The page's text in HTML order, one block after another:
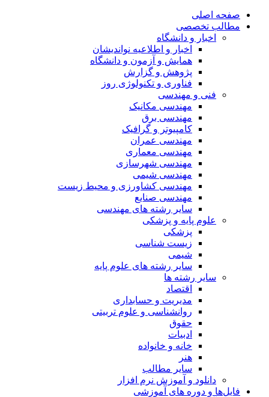
صفحه اصلی
مطالب تخصصی
اخبار و دانشگاه
اخبار و اطلاعیه نواندیشان
همایش و آزمون و دانشگاه
پژوهش و گزارش
فناوری و تکنولوژی روز
فنی و مهندسی
مهندسی مکانیک
مهندسی برق
کامپیوتر و گرافیک
مهندسی عمران
مهندسی معماری
مهندسی شهرسازی
مهندسی شیمی
مهندسی کشاورزی و محیط زیست
مهندسی صنایع
سایر رشته های مهندسی
علوم پایه و پزشکی
پزشکی
زیست شناسی
شیمی
سایر رشته های علوم پایه
سایر رشته ها
اقتصاد
مدیریت و حسابداری
روانشناسی و علوم تربیتی
حقوق
ادبیات
خانه و خانواده
هنر
سایر مطالب
دانلود و آموزش نرم افزار
فایل‌ها و دوره های آموزشی